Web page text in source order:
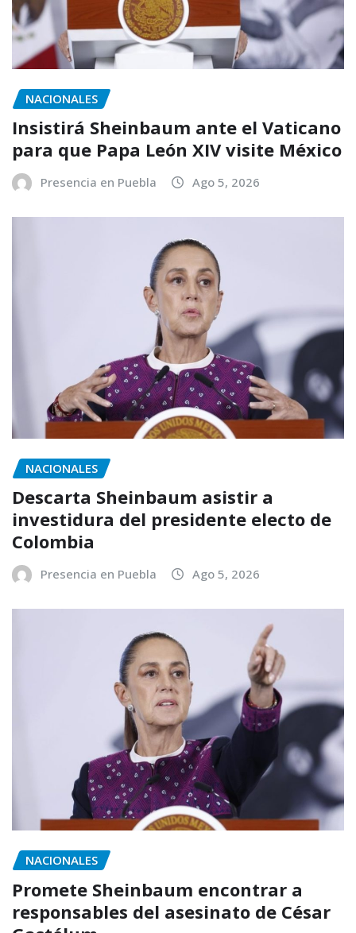
NACIONALES
Insistirá Sheinbaum ante el Vaticano
para que Papa León XIV visite México
Presencia en Puebla Ago 5, 2026
NACIONALES
Descarta Sheinbaum asistir a
investidura del presidente electo de
Colombia
Presencia en Puebla Ago 5, 2026
NACIONALES
Promete Sheinbaum encontrar a
responsables del asesinato de César